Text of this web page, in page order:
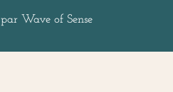
par Wave of Sense